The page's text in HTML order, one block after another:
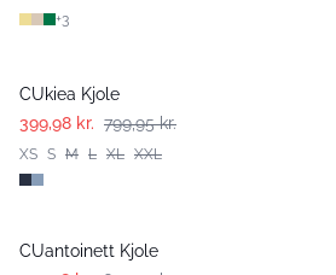
+3
CUkiea Kjole
399,98 kr. 799,95 kr.
XS S M L XL XXL
CUantoinett Kjole